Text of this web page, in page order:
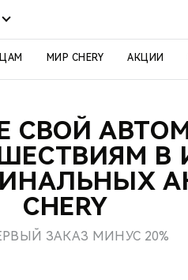
МИР CHERY АКЦИИ
СВОЙ
В
CHERY
ЗАКАЗ МИНУС 20%